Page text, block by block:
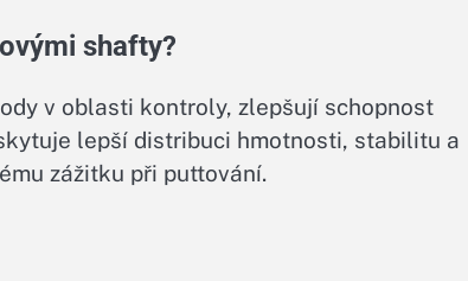
shafty?
v oblasti kontroly, zlepšují schopnost
lepší distribuci hmotnosti, stabilitu a
zážitku při puttování.